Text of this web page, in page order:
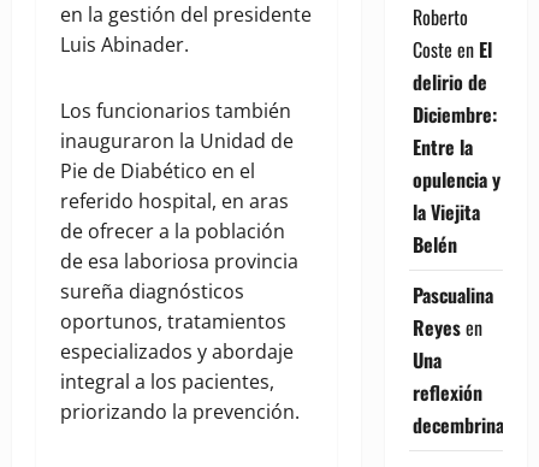
en la gestión del presidente
Luis Abinader.
Los funcionarios también
inauguraron la Unidad de
Pie de Diabético en el
referido hospital, en aras
de ofrecer a la población
de esa laboriosa provincia
sureña diagnósticos
oportunos, tratamientos
especializados y abordaje
integral a los pacientes,
priorizando la prevención.
Roberto
Coste en El
delirio de
Diciembre:
Entre la
opulencia y
la Viejita
Belén
Pascualina
Reyesen
Una
reflexión
decembrina